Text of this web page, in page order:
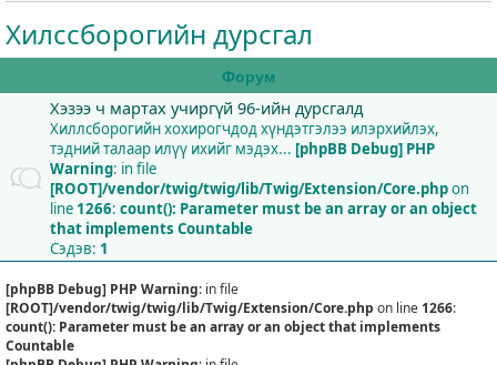
Хилссборогийн дурсгал
Форум
Хэзээ ч мартах учиргүй 96-ийн дурсгалд
Хиллсборогийн хохирогчдод хүндэтгэлээ илэрхийлэх,
тэдний талаар илүү ихийг мэдэх... [phpBB Debug] PHP
Warning: in file
[ROOT]/vendor/twig/twig/lib/Twig/Extension/Core.phpon
line 1266: count(): Parameter must be an array or an object
that implements Countable
Сэдэв: 1
[phpBB Debug] PHP Warning: in file
[ROOT]/vendor/twig/twig/lib/Twig/Extension/Core.php on line 1266:
count(): Parameter must be an array or an object that implements
Countable